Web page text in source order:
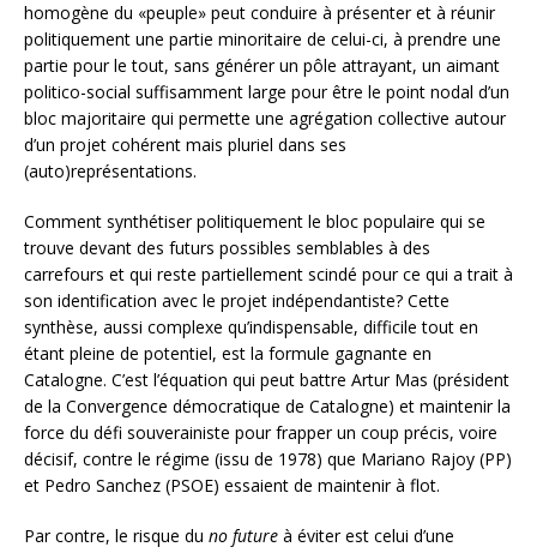
homogène du «peuple» peut conduire à présenter et à réunir
politiquement une partie minoritaire de celui-ci, à prendre une
partie pour le tout, sans générer un pôle attrayant, un aimant
politico-social suffisamment large pour être le point nodal d’un
bloc majoritaire qui permette une agrégation collective autour
d’un projet cohérent mais pluriel dans ses
(auto)représentations.
Comment synthétiser politiquement le bloc populaire qui se
trouve devant des futurs possibles semblables à des
carrefours et qui reste partiellement scindé pour ce qui a trait à
son identification avec le projet indépendantiste? Cette
synthèse, aussi complexe qu’indispensable, difficile tout en
étant pleine de potentiel, est la formule gagnante en
Catalogne. C’est l’équation qui peut battre Artur Mas (président
de la Convergence démocratique de Catalogne) et maintenir la
force du défi souverainiste pour frapper un coup précis, voire
décisif, contre le régime (issu de 1978) que Mariano Rajoy (PP)
et Pedro Sanchez (PSOE) essaient de maintenir à flot.
Par contre, le risque du no future à éviter est celui d’une